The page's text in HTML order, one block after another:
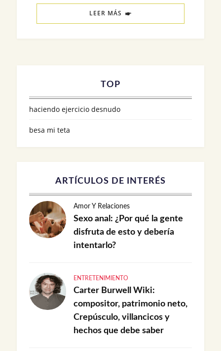
LEER MÁS
TOP
haciendo ejercicio desnudo
besa mi teta
ARTÍCULOS DE INTERÉS
Amor Y Relaciones
Sexo anal: ¿Por qué la gente
disfruta de esto y debería
intentarlo?
ENTRETENIMIENTO
Carter Burwell Wiki:
compositor, patrimonio neto,
Crepúsculo, villancicos y
hechos que debe saber